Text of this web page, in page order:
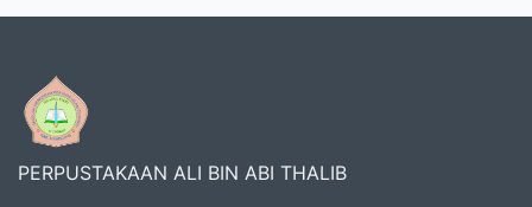
PERPUSTAKAAN ALI BIN ABI THALIB